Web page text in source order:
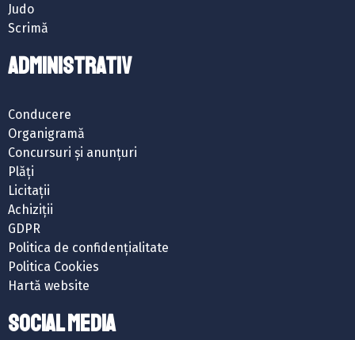
Judo
Scrimă
ADMINISTRATIV
Conducere
Organigramă
Concursuri și anunțuri
Plăți
Licitații
Achiziții
GDPR
Politica de confidențialitate
Politica Cookies
Hartă website
SOCIAL MEDIA